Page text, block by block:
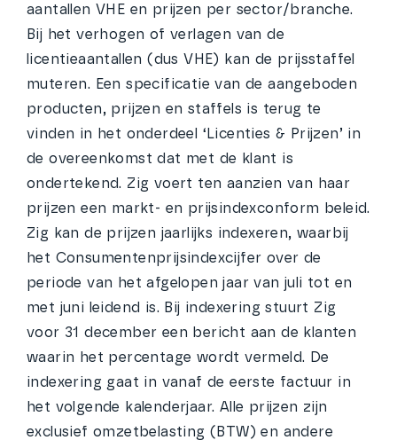
aantallen VHE en prijzen per sector/branche.
Bij het verhogen of verlagen van de
licentieaantallen (dus VHE) kan de prijsstaffel
muteren. Een specificatie van de aangeboden
producten, prijzen en staffels is terug te
vinden in het onderdeel ‘Licenties & Prijzen’ in
de overeenkomst dat met de klant is
ondertekend. Zig voert ten aanzien van haar
prijzen een markt- en prijsindexconform beleid.
Zig kan de prijzen jaarlijks indexeren, waarbij
het Consumentenprijsindexcijfer over de
periode van het afgelopen jaar van juli tot en
met juni leidend is. Bij indexering stuurt Zig
voor 31 december een bericht aan de klanten
waarin het percentage wordt vermeld. De
indexering gaat in vanaf de eerste factuur in
het volgende kalenderjaar. Alle prijzen zijn
exclusief omzetbelasting (BTW) en andere